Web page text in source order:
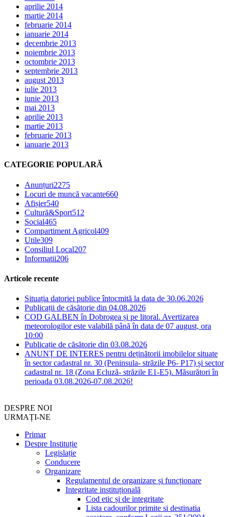
aprilie 2014
martie 2014
februarie 2014
ianuarie 2014
decembrie 2013
noiembrie 2013
octombrie 2013
septembrie 2013
august 2013
iulie 2013
iunie 2013
mai 2013
aprilie 2013
martie 2013
februarie 2013
ianuarie 2013
CATEGORIE POPULARĂ
Anunțuri2275
Locuri de muncă vacante660
Afișier540
Cultură&Sport512
Social465
Compartiment Agricol409
Utile309
Consiliul Local207
Informatii206
Articole recente
Situația datoriei publice întocmită la data de 30.06.2026
Publicații de căsătorie din 04.08.2026
COD GALBEN în Dobrogea și pe litoral. Avertizarea
meteorologilor este valabilă până în data de 07 august, ora
10:00
Publicație de căsătorie din 03.08.2026
ANUNȚ DE INTERES pentru deținătorii imobilelor situate
în sector cadastral nr. 30 (Peninsula- străzile P6- P17) și sector
cadastral nr. 18 (Zona Ecluză- străzile E1-E5). Măsurători în
perioada 03.08.2026-07.08.2026!
DESPRE NOI
URMAȚI-NE
Primar
Despre Instituție
Legislație
Conducere
Organizare
Regulamentul de organizare și funcționare
Integritate instituțională
Cod etic și de integritate
Lista cadourilor primite si destinatia